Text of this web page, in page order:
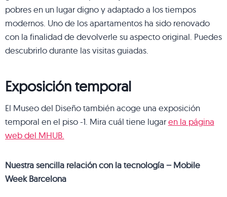
pobres en un lugar digno y adaptado a los tiempos
modernos. Uno de los apartamentos ha sido renovado
con la finalidad de devolverle su aspecto original. Puedes
descubrirlo durante las visitas guiadas.
Exposición temporal
El Museo del Diseño también acoge una exposición
temporal en el piso -1. Mira cuál tiene lugaren la página
web del MHUB.
Nuestra sencilla relación con la tecnología – Mobile
Week Barcelona